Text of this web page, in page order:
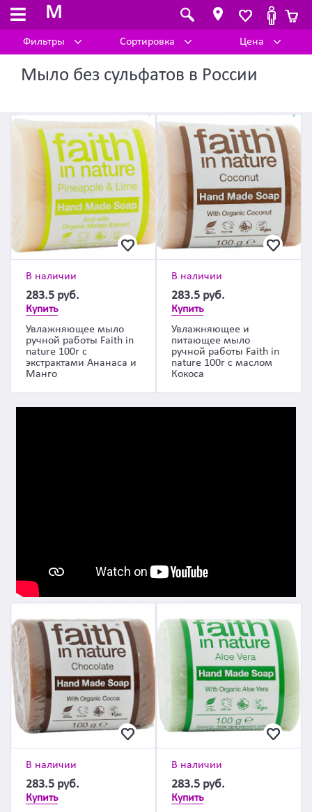
M
Фильтры Сортировка Цена
Мыло без сульфатов в России
В наличии
283.5 руб.
Купить
Увлажняющее мыло
ручной работы Faith in
nature 100г с
экстрактами Ананаса и
Манго
В наличии
283.5 руб.
Купить
Увлажняющее и
питающее мыло
ручной работы Faith in
nature 100г с маслом
Кокоса
В наличии
283.5 руб.
Купить
В наличии
283.5 руб.
Купить